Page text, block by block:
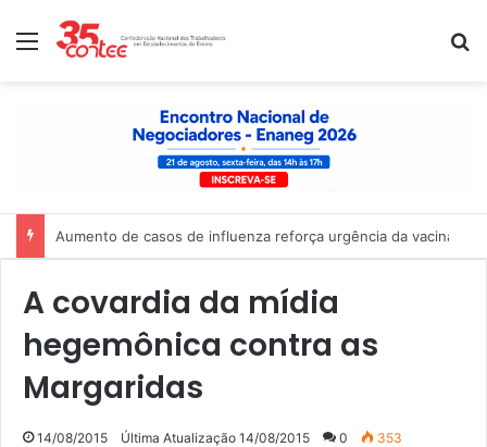
Menu
Aumento de casos de influenza reforça urgência da
A covardia da mídia
hegemônica contra as
Margaridas
14/08/2015 Última Atualização 14/08/2015 0 353